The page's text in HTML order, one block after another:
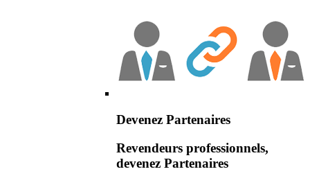
Devenez Partenaires
Revendeurs professionnels,
devenez Partenaires